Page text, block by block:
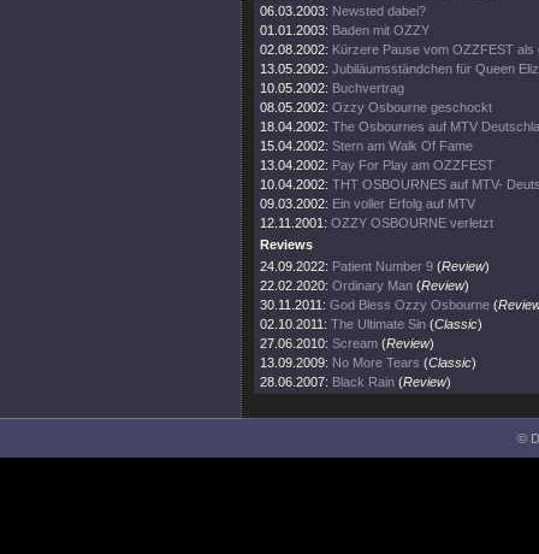
06.03.2003: Newsted dabei?
01.01.2003: Baden mit OZZY
02.08.2002: Kürzere Pause vom OZZFEST als
13.05.2002: Jubiläumsständchen für Queen
10.05.2002: Buchvertrag
08.05.2002: Ozzy Osbourne geschockt
18.04.2002: The Osbournes auf MTV
15.04.2002: Stern am Walk Of Fame
13.04.2002: Pay For Play am OZZFEST
10.04.2002: THT OSBOURNES auf MTV-
09.03.2002: Ein voller Erfolg auf MTV
12.11.2001: OZZY OSBOURNE verletzt
Reviews
24.09.2022: Patient Number 9 (Review)
22.02.2020: Ordinary Man (Review)
30.11.2011: God Bless Ozzy Osbourne (
02.10.2011: The Ultimate Sin (Classic)
27.06.2010: Scream (Review)
13.09.2009: No More Tears (Classic)
28.06.2007: Black Rain (Review)
©